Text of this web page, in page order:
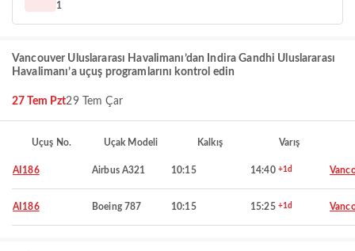
1
Vancouver Uluslararası Havalimanı’dan Indira Gandhi Uluslararası
Havalimanı’a uçuş programlarını kontrol edin
27 Tem Pzt29 Tem Çar
Uçuş No. Uçak Modeli Kalkış Varış
AI186 Airbus A321 10:15 14:40 +1d
AI186 Boeing 787 10:15 15:25 +1d